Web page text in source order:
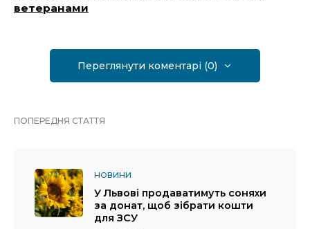
ветеранами
Переглянути коментарі (0)
ПОПЕРЕДНЯ СТАТТЯ
НОВИНИ
У Львові продаватимуть соняхи
за донат, щоб зібрати кошти
для ЗСУ